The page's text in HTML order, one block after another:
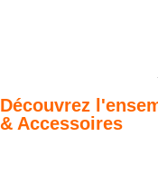
Découvrez
& Accessoires